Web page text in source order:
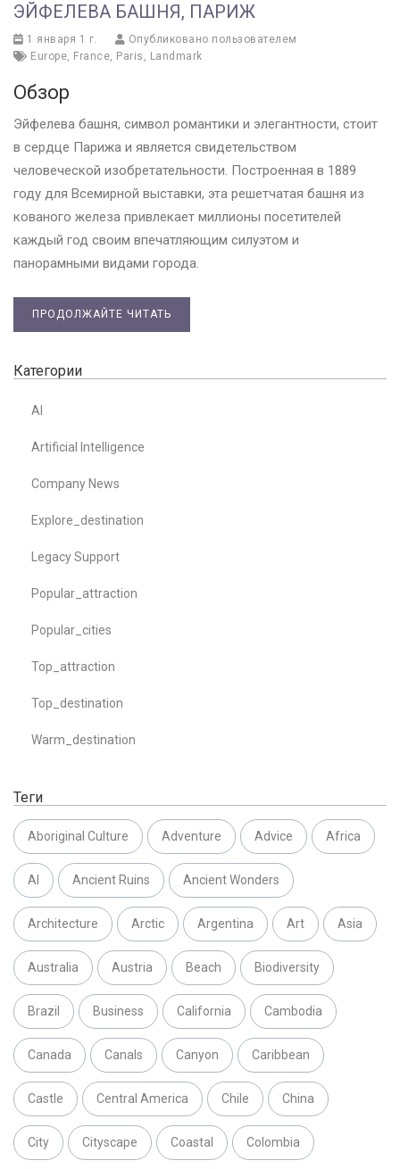
ЭЙФЕЛЕВА БАШНЯ, ПАРИЖ
1 января 1 г.
Опубликовано пользователем
Europe, France, Paris , Landmark
Обзор
Эйфелева башня, символ романтики и элегантности, стоит
в сердце Парижа и является свидетельством
человеческой изобретательности. Построенная в 1889
году для Всемирной выставки, эта решетчатая башня из
кованого железа привлекает миллионы посетителей
каждый год своим впечатляющим силуэтом и
панорамными видами города.
ПРОДОЛЖАЙТЕ ЧИТАТЬ
Категории
AI
Artificial Intelligence
Company News
Explore_destination
Legacy Support
Popular_attraction
Popular_cities
Top_attraction
Top_destination
Warm_destination
Теги
Aboriginal Culture Adventure Advice Africa
AI Ancient Ruins Ancient Wonders
Architecture Arctic Argentina Art Asia
Australia Austria Beach Biodiversity
Brazil Business California Cambodia
Canada Canals Canyon Caribbean
Castle Central America Chile China
City Cityscape Coastal Colombia